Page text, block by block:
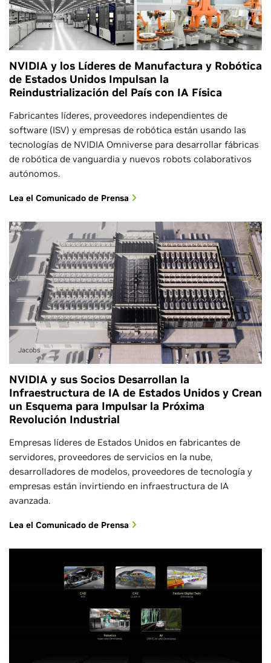
NVIDIA y los Líderes de Manufactura y Robótica
de Estados Unidos Impulsan la
Reindustrialización del País con IA Física
Fabricantes líderes, proveedores independientes de
software (ISV) y empresas de robótica están usando las
tecnologías de NVIDIA Omniverse para desarrollar fábricas
de robótica de vanguardia y nuevos robots colaborativos
autónomos.
Lea el Comunicado de Prensa
Jacobs
NVIDIA y sus Socios Desarrollan la
Infraestructura de IA de Estados Unidos y Crean
un Esquema para Impulsar la Próxima
Revolución Industrial
Empresas líderes de Estados Unidos en fabricantes de
servidores, proveedores de servicios en la nube,
desarrolladores de modelos, proveedores de tecnología y
empresas están invirtiendo en infraestructura de IA
avanzada.
Lea el Comunicado de Prensa